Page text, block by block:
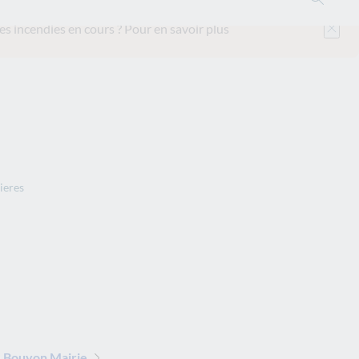
incendies en cours ? Pour en savoir plus